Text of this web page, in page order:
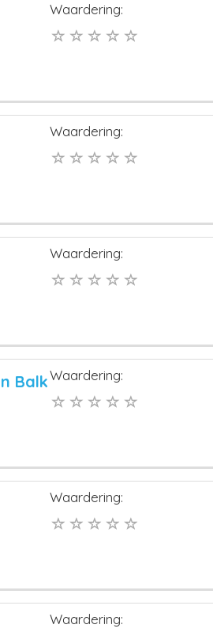
Waardering:
Waardering:
Waardering:
BalkWaardering:
Waardering:
Waardering: